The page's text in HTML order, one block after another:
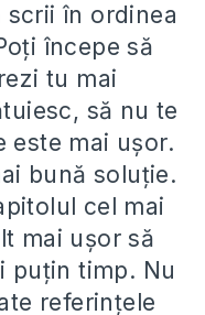
scrii în ordinea
începe să
tu mai
să nu te
este mai ușor.
bună soluție.
cel mai
mai ușor să
puțin timp. Nu
referințele